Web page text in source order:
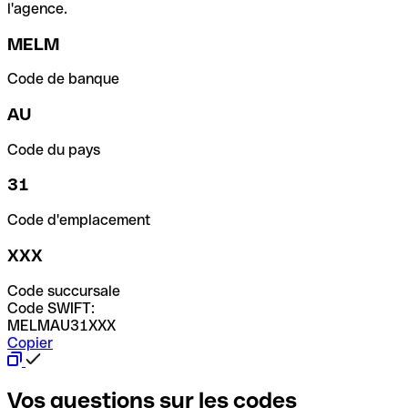
l'agence.
MELM
Code de banque
AU
Code du pays
31
Code d'emplacement
XXX
Code succursale
Code SWIFT:
MELMAU31XXX
Copier
Vos questions sur les codes